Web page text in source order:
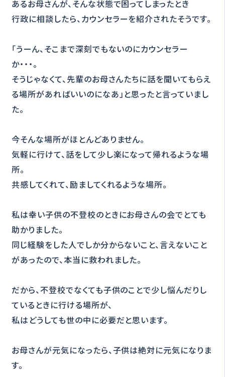
あるお母さんが、そんな状態で困ってしまったとき
行政に相談したら、カウンセラーを紹介されたそうです。
「うーん、そこまで深刻でもないのにカウンセラー
か・・・。
そうじゃなくて、先輩のお母さんたちに話を聞いてもらえ
る場所があればいいのになあ」と思ったと言っていまし
た。
今そんな場所がほとんどありません。
気軽に行けて、話をして少し楽になって帰れるような場
所。
共感してくれて、励ましてくれるような場所。
私は幸い子供の不登校のときにお母さんの会でとても
助かりました。
同じ経験をした人でしか分からないこと、言えないこと
があったので、本当に救われました。
だから、不登校でなくても子供のことで少し悩んだりし
ているときに行ける場所が、
私はどうしても世の中に必要だと思います。
お母さんが元気になったら、子供は絶対に元気になりま
す。